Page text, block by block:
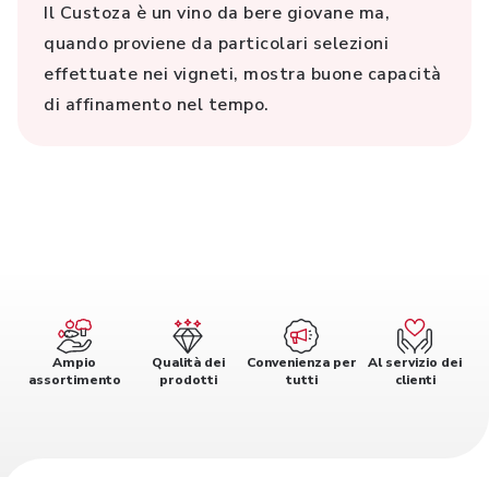
Il Custoza è un vino da bere giovane ma,
quando proviene da particolari selezioni
effettuate nei vigneti, mostra buone capacità
di affinamento nel tempo.
Ampio
assortimento
Qualità dei
prodotti
Convenienza per
tutti
Al servizio dei
clienti